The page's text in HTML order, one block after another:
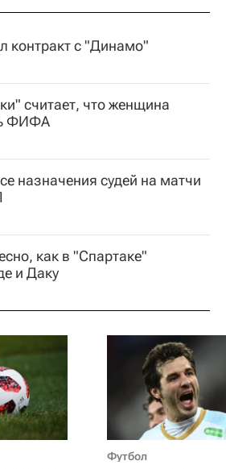
контракт с "Динамо"
считает, что женщина
ФИФА
назначения судей на матчи
как в "Спартаке"
и Даку
Футбол